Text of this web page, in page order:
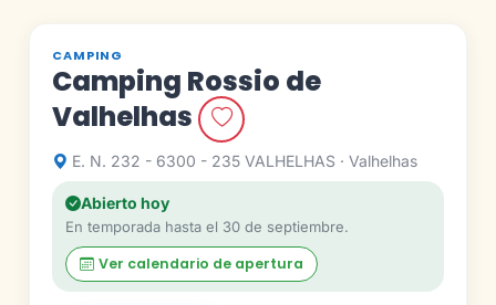
CAMPING
Camping Rossio de
Valhelhas
E. N. 232 - 6300 - 235 VALHELHAS · Valhelhas
Abierto hoy
En temporada hasta el 30 de septiembre.
Ver calendario de apertura